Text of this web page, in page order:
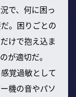
で、何に困っ
。困りごとの
けで抱え込ま
が適切だ。
覚過敏として
機の音やパソ